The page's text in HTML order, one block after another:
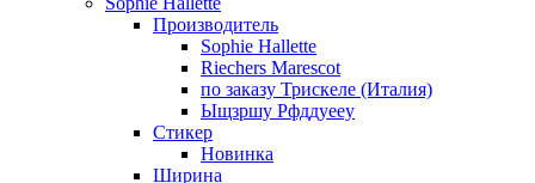
Производитель
Sophie Hallette
Riechers Marescot
по заказу Трискеле (Италия)
Ыщзршу Рфддуееу
Стикер
Новинка
Ширина